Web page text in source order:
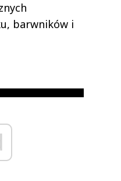
barwników i